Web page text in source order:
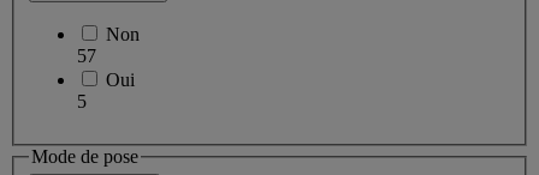
Non
57
Oui
5
Mode de pose